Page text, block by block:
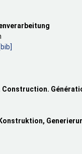
[bib]
Construction.